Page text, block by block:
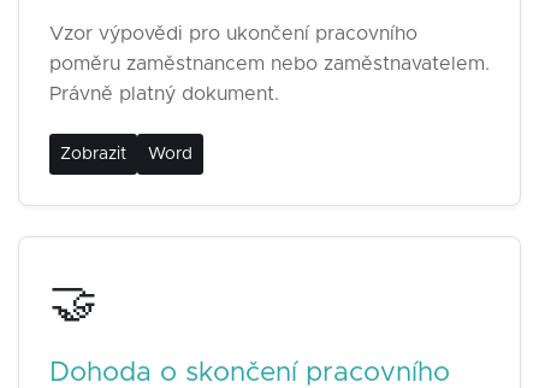
Vzor výpovědi pro ukončení pracovního
poměru zaměstnancem nebo zaměstnavatelem.
Právně platný dokument.
Zobrazit Word
🤝
Dohoda o skončení pracovního